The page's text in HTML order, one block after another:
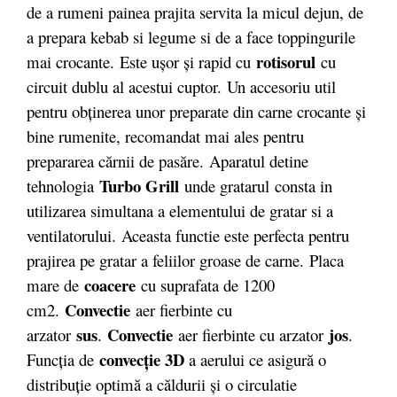
de a rumeni painea prajita servita la micul dejun, de
a prepara kebab si legume si de a face toppingurile
mai crocante. Este uşor şi rapid cu rotisorul cu
circuit dublu al acestui cuptor. Un accesoriu util
pentru obţinerea unor preparate din carne crocante şi
bine rumenite, recomandat mai ales pentru
prepararea cărnii de pasăre. Aparatul detine
tehnologia Turbo Grill unde gratarul consta in
utilizarea simultana a elementului de gratar si a
ventilatorului. Aceasta functie este perfecta pentru
prajirea pe gratar a feliilor groase de carne. Placa
mare de coacere cu suprafata de 1200
cm2. Convectie aer fierbinte cu
arzator sus. Convectie aer fierbinte cu arzator jos.
Funcţia de convecţie 3D a aerului ce asigură o
distribuţie optimă a căldurii şi o circulatie